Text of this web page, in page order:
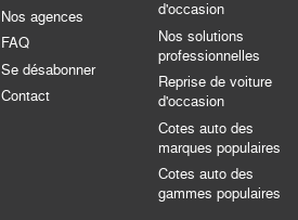
Nos agences
FAQ
Se désabonner
Contact
d'occasion
Nos solutions
professionnelles
Reprise de voiture
d'occasion
Cotes auto des
marques populaires
Cotes auto des
gammes populaires